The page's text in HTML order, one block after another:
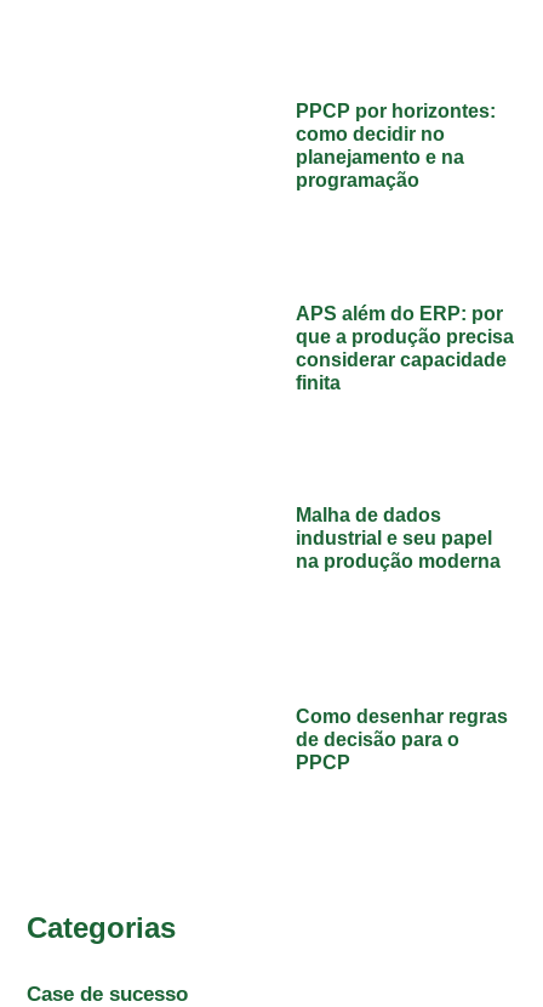
PPCP por horizontes:
como decidir no
planejamento e na
programação
APS além do ERP: por
que a produção precisa
considerar capacidade
finita
Malha de dados
industrial e seu papel
na produção moderna
Como desenhar regras
de decisão para o
PPCP
Categorias
Case de sucesso